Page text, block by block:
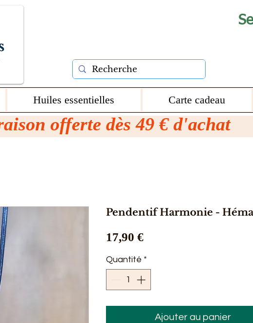
Huiles essentielles Carte cadeau
offerte dès 49 € d'achat
Pendentif Harmonie -
17,90 €Prix
Quantité *
Ajouter au panier